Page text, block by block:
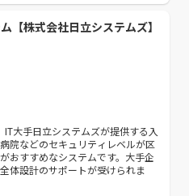
株式会社日立システムズ】
大手日立システムズが提供する入
院などのセキュリティレベルが区
おすすめなシステムです。大手企
体設計のサポートが受けられま